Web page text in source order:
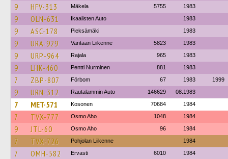
9 HFV-313 Mäkela 5755 1983
9 OLN-631 Ikaalisten Auto 1983
9 ASC-178 Pieksämäki 1983
9 URA-929 Vantaan Liikenne 5823 1983
9 URP-964 Rajala 965 1983
9 LHK-460 Pentti Nurminen 881 1983
7 ZBP-807 Förbom 67 1983 1999
9 URN-312 Rautalammin Auto 146629 08.1983
7 MET-571 Kosonen 70684 1984
7 TVX-777 Osmo Aho 1048 1984
9 JTL-60 Osmo Aho 96 1984
7 TVX-726 Pohjolan Liikenne 1984
7 OMH-582 Ervasti 6010 1984